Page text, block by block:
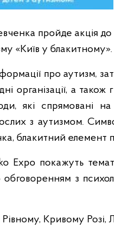
пройде акція до
«Київ у блакитному».
про аутизм,
а також
які спрямовані на
з аутизмом.
блакитний елемент
Expo покажуть
обговоренням з
Кривому Розі,